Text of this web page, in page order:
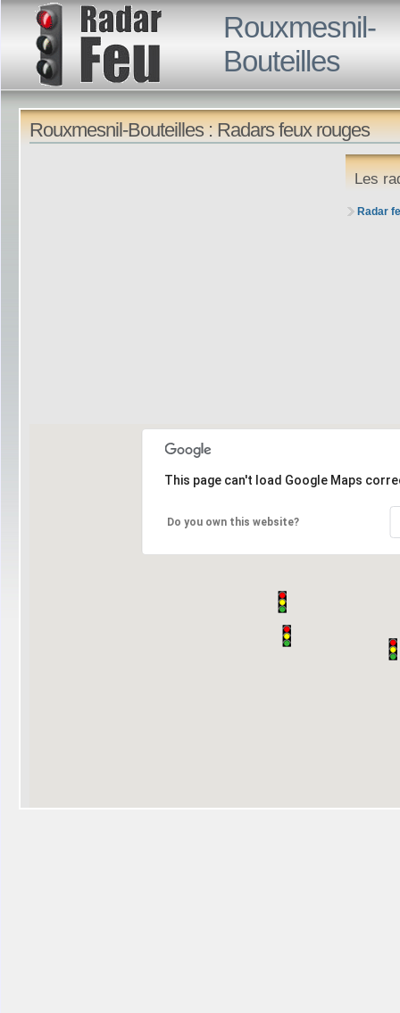
Rouxmesnil-
Bouteilles
Rouxmesnil-Bouteilles : Radars feux rouges
Les
Radar
This page can't load Google Maps
Do you own this website?